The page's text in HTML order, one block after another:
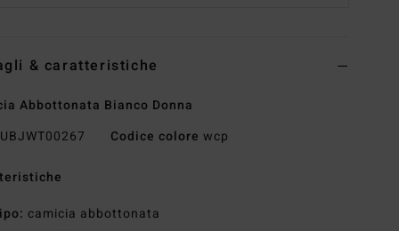
& caratteristiche
Abbottonata Bianco Donna
UBJWT00267 Codice colore wcp
camicia abbottonata